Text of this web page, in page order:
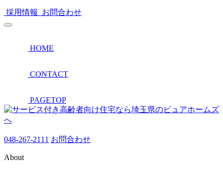
採用情報 お問合わせ
HOME
CONTACT
PAGETOP
048-267-2111 お問合わせ
About